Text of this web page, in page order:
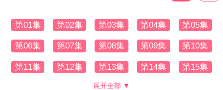
第01集 第02集 第03集 第04集 第05集
第06集 第07集 第08集 第09集 第10集
第11集 第12集 第13集 第14集 第15集
展开全部 ▼